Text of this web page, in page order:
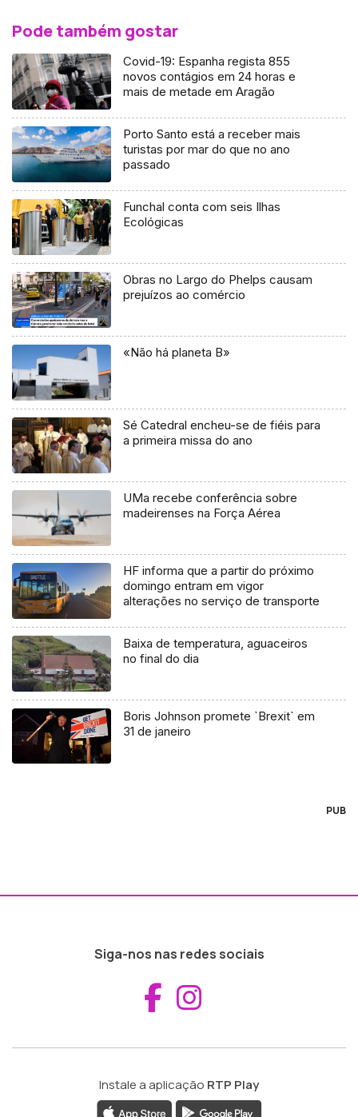
Pode também gostar
Covid-19: Espanha regista 855
novos contágios em 24 horas e
mais de metade em Aragão
Porto Santo está a receber mais
turistas por mar do que no ano
passado
Funchal conta com seis Ilhas
Ecológicas
Obras no Largo do Phelps causam
prejuízos ao comércio
«Não há planeta B»
Sé Catedral encheu-se de fiéis para
a primeira missa do ano
UMa recebe conferência sobre
madeirenses na Força Aérea
HF informa que a partir do próximo
domingo entram em vigor
alterações no serviço de transporte
Baixa de temperatura, aguaceiros
no final do dia
Boris Johnson promete `Brexit` em
31 de janeiro
PUB
Siga-nos nas redes sociais
Aceder ao
Instale a aplicação RTP Play